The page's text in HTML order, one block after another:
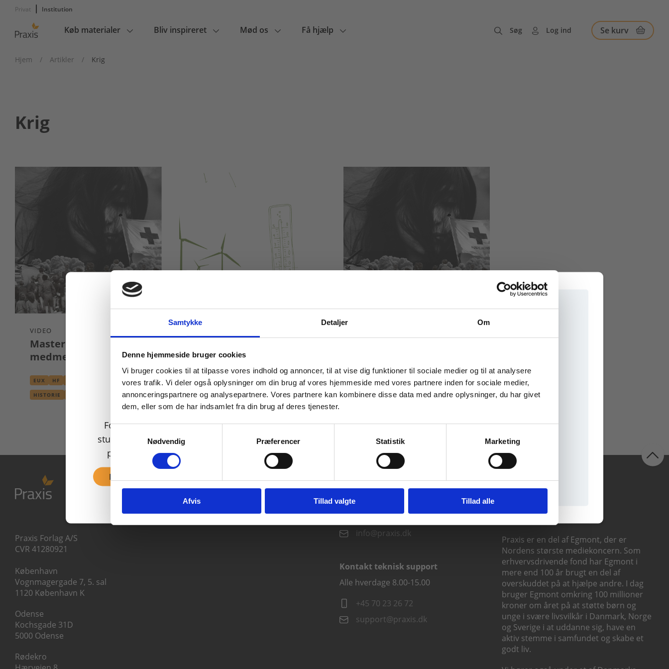
Samtykke Detaljer Om
Denne hjemmeside bruger cookies
Vi bruger cookies til at tilpasse vores indhold og annoncer, til at vise dig funktioner til sociale medier og til at analysere
vores trafik. Vi deler også oplysninger om din brug af vores hjemmeside med vores partnere inden for sociale medier,
annonceringspartnere og analysepartnere. Vores partnere kan kombinere disse data med andre oplysninger, du har givet
dem, eller som de har indsamlet fra din brug af deres tjenester.
Samtykkevalg
Nødvendig
Præferencer Statistik Marketing
Afvis Tillad valgte Tillad alle
Privat Institution
Main
Køb materialer Bliv inspireret Mød os Få hjælp Søg Log ind Se kurv
Hjem / Artikler / Krig
Krig
VIDEO
Masterclass: Krig og
medmenneskelighed
EUX HF
HISTORIE
MASTERCLASS
skemaet – men gør det
med omhu
HF HHX HTX STX
DANNNELSE ENGELSK
HISTORIE
HF HHX HTX STX
HISTORIE KRIG SAMFUNDSFAG
Praxis Forlag A/S
CVR 41280921
København
Vognmagergade 7, 5. sal
1120 København K
Odense
Kochsgade 31D
5000 Odense
Rødekro
Kontakt kundeservice
Alle hverdage kl. 10.00-15.00
+45 70 23 85 87
info@praxis.dk
Kontakt teknisk support
Alle hverdage 8.00-15.00
+45 70 23 26 72
support@praxis.dk
Følg os
Praxis er en del af Egmont, der er
Nordens største mediekoncern. Som
erhvervsdrivende fond har Egmont i
mere end 100 år brugt en del af
overskuddet på at hjælpe andre. I dag
bruger Egmont omkring 100 millioner
kroner om året på at støtte børn og
unge i svære livsvilkår i Danmark, Norge
og Sverige i at uddanne sig, have en
aktiv stemme i samfundet og skabe et
godt liv.
Køb læremidler og find masterclasses mm.
For privatkunder og
studerende. Du får vist
priser inkl. moms.
Fortsæt som privat
For institutioner og
virksomheder. Du får
vist priser ekskl. moms.
Tilgå dine onlinematerialer